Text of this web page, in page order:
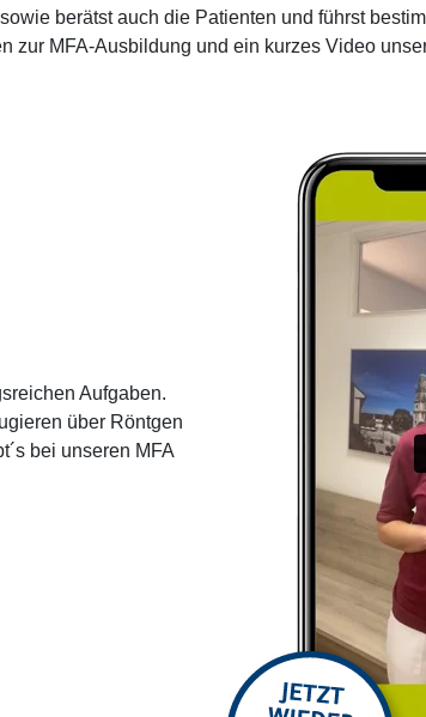
berätst auch die Patienten und führst
MFA-Ausbildung und ein kurzes Video
Aufgaben.
über Röntgen
bei unseren MFA